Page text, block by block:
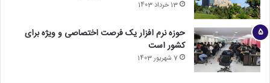
13 خرداد 1403
حوزه نرم افزار یک فرصت اختصاصی و ویژه برای
کشور است
7 شهریور 1403